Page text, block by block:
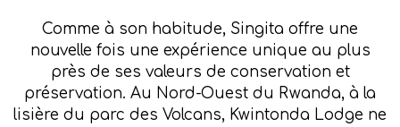
Comme à son habitude, Singita offre une
nouvelle fois une expérience unique au plus
près de ses valeurs de conservation et
préservation. Au Nord-Ouest du Rwanda, à la
lisière du parc des Volcans, Kwintonda Lodge ne